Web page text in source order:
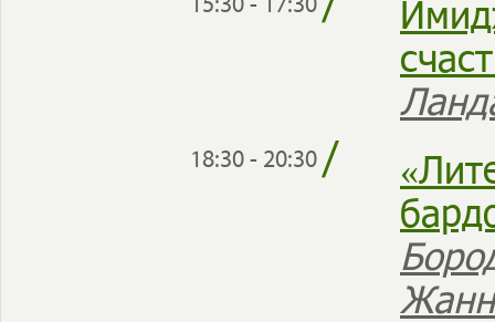
15:30 - 17:30
18:30 - 20:30/